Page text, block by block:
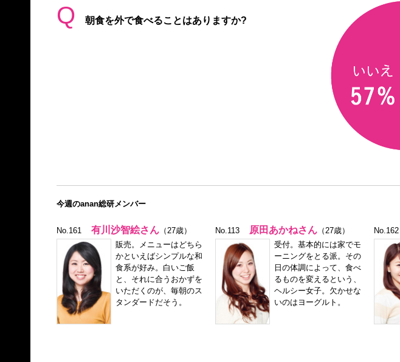
Q 朝食を外で食べることはありますか?
今週のanan総研メンバー
No.161 有川沙智絵さん（27歳）
販売。メニューはどちら
かといえばシンプルな和
食系が好み。白いご飯
と、それに合うおかずを
いただくのが、毎朝のス
タンダードだそう。
No.113 原田あかねさん（27歳）
受付。基本的には家でモ
ーニングをとる派。その
日の体調によって、食べ
るものを変えるという、
ヘルシー女子。欠かせな
いのはヨーグルト。
No.162